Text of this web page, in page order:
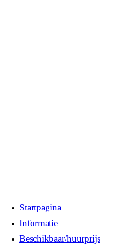
Startpagina
Informatie
Beschikbaar/huurprijs